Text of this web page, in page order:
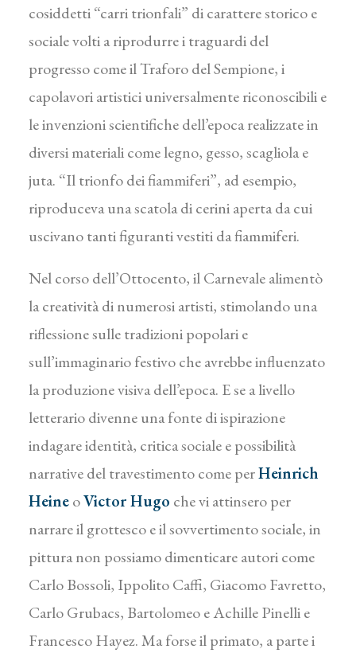
cosiddetti “carri trionfali” di carattere storico e
sociale volti a riprodurre i traguardi del
progresso come il Traforo del Sempione, i
capolavori artistici universalmente riconoscibili e
le invenzioni scientifiche dell’epoca realizzate in
diversi materiali come legno, gesso, scagliola e
juta. “Il trionfo dei fiammiferi”, ad esempio,
riproduceva una scatola di cerini aperta da cui
uscivano tanti figuranti vestiti da fiammiferi.
Nel corso dell’Ottocento, il Carnevale alimentò
la creatività di numerosi artisti, stimolando una
riflessione sulle tradizioni popolari e
sull’immaginario festivo che avrebbe influenzato
la produzione visiva dell’epoca. E se a livello
letterario divenne una fonte di ispirazione
indagare identità, critica sociale e possibilità
narrative del travestimento come perHeinrich
HeineoVictor Hugo che vi attinsero per
narrare il grottesco e il sovvertimento sociale, in
pittura non possiamo dimenticare autori come
Carlo Bossoli, Ippolito Caffi, Giacomo Favretto,
Carlo Grubacs, Bartolomeo e Achille Pinelli e
Francesco Hayez. Ma forse il primato, a parte i